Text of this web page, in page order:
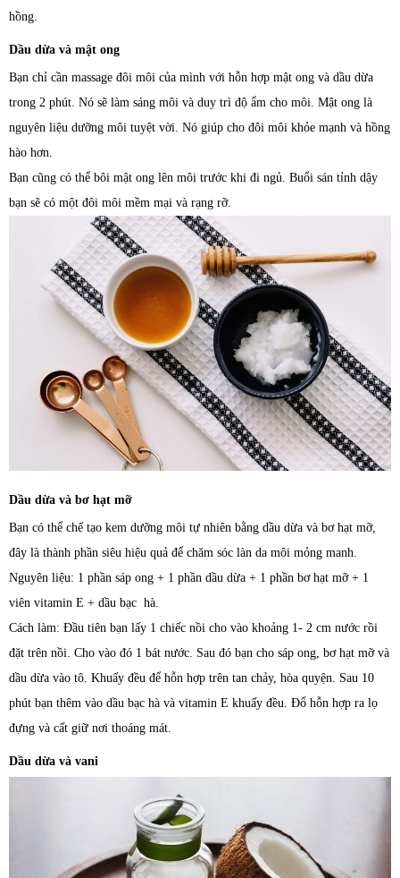
hồng.
Dầu dừa và mật ong
Bạn chỉ cần massage đôi môi của mình với hỗn hợp mật ong và dầu dừa
trong 2 phút. Nó sẽ làm sáng môi và duy trì độ ẩm cho môi. Mật ong là
nguyên liệu dưỡng môi tuyệt vời. Nó giúp cho đôi môi khỏe mạnh và hồng
hào hơn.
Bạn cũng có thể bôi mật ong lên môi trước khi đi ngủ. Buổi sán tỉnh dậy
bạn sẽ có một đôi môi mềm mại và rạng rỡ.
Dầu dừa và bơ hạt mỡ
Bạn có thể chế tạo kem dưỡng môi tự nhiên bằng dầu dừa và bơ hạt mỡ,
đây là thành phần siêu hiệu quả để chăm sóc làn da môi mỏng manh.
Nguyên liệu: 1 phần sáp ong + 1 phần dầu dừa + 1 phần bơ hạt mỡ + 1
viên vitamin E + dầu bạc hà.
Cách làm: Đầu tiên bạn lấy 1 chiếc nồi cho vào khoảng 1- 2 cm nước rồi
đặt trên nồi. Cho vào đó 1 bát nước. Sau đó bạn cho sáp ong, bơ hạt mỡ và
dầu dừa vào tô. Khuấy đều để hỗn hợp trên tan chảy, hòa quyện. Sau 10
phút bạn thêm vào dầu bạc hà và vitamin E khuấy đều. Đổ hỗn hợp ra lọ
đựng và cất giữ nơi thoáng mát.
Dầu dừa và vani